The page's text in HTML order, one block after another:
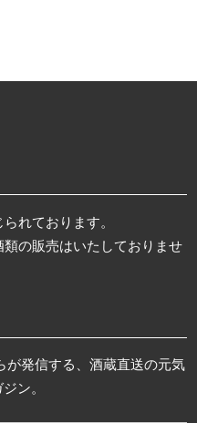
れております。
の販売はいたしておりませ
が発信する、酒蔵直送の元気
ン。